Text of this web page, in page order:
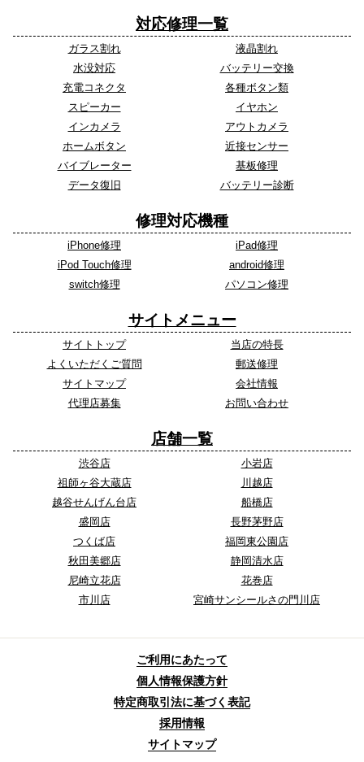
対応修理一覧
ガラス割れ
液晶割れ
水没対応
バッテリー交換
充電コネクタ
各種ボタン類
スピーカー
イヤホン
インカメラ
アウトカメラ
ホームボタン
近接センサー
バイブレーター
基板修理
データ復旧
バッテリー診断
修理対応機種
iPhone修理
iPad修理
iPod Touch修理
android修理
switch修理
パソコン修理
サイトメニュー
サイトトップ
当店の特長
よくいただくご質問
郵送修理
サイトマップ
会社情報
代理店募集
お問い合わせ
店舗一覧
渋谷店
小岩店
祖師ヶ谷大蔵店
川越店
越谷せんげん台店
船橋店
盛岡店
長野茅野店
つくば店
福岡東公園店
秋田美郷店
静岡清水店
尼崎立花店
花巻店
市川店
宮崎サンシールさの門川店
ご利用にあたって
個人情報保護方針
特定商取引法に基づく表記
採用情報
サイトマップ